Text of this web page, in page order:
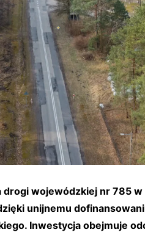
wojewódzkiej nr 785
unijnemu
Inwestycja obejmuje